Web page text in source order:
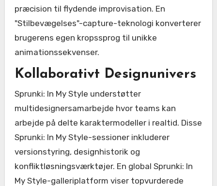
præcision til flydende improvisation. En
"Stilbevægelses"-capture-teknologi konverterer
brugerens egen kropssprog til unikke
animationssekvenser.
Kollaborativt Designunivers
Sprunki: In My Style understøtter
multidesignersamarbejde hvor teams kan
arbejde på delte karaktermodeller i realtid. Disse
Sprunki: In My Style-sessioner inkluderer
versionstyring, designhistorik og
konfliktløsningsværktøjer. En global Sprunki: In
My Style-galleriplatform viser topvurderede